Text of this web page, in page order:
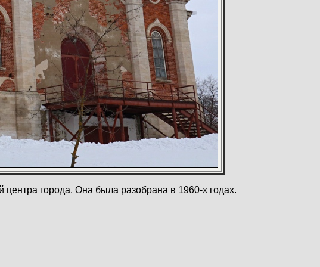
города. Она была разобрана в 1960-х годах.